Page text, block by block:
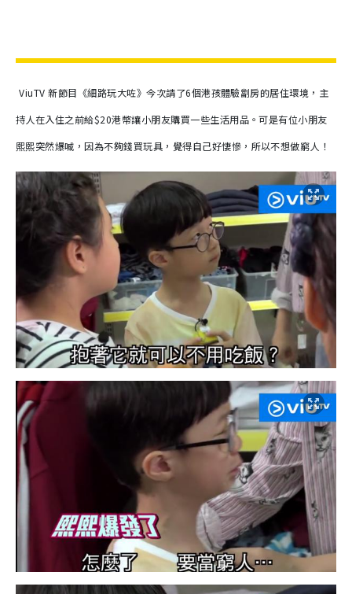
ViuTV 新節目《細路玩大咗》今次請了6個港孩體驗劏房的居住環境，主
持人在入住之前給$20港幣讓小朋友購買一些生活用品。可是有位小朋友
熙熙突然爆喊，因為不夠錢買玩具 ，覺得自己好悽慘 ，所以不想做窮人 ！